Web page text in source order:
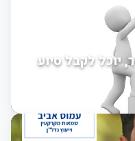
יוכל לקבל סיוע